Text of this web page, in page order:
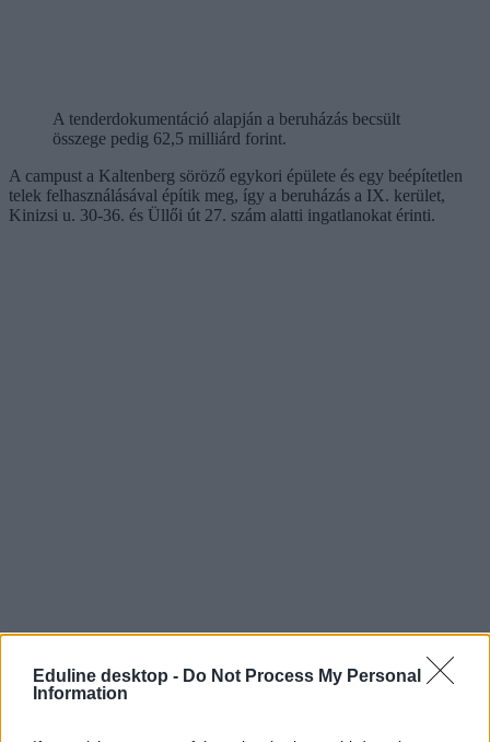
Eduline desktop - Do Not Process My Personal
Information
A tenderdokumentáció alapján a beruházás becsült
összege pedig 62,5 milliárd forint.
A campust a Kaltenberg söröző egykori épülete és egy beépítetlen
telek felhasználásával építik meg, így a beruházás a IX. kerület,
Kinizsi u. 30-36. és Üllői út 27. szám alatti ingatlanokat érinti.